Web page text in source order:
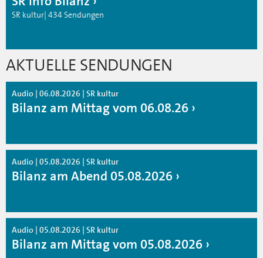
SR kultur| 434 Sendungen
AKTUELLE SENDUNGEN
Audio | 06.08.2026 | SR kultur
Bilanz am Mittag vom 06.08.26
Audio | 05.08.2026 | SR kultur
Bilanz am Abend 05.08.2026
Audio | 05.08.2026 | SR kultur
Bilanz am Mittag vom 05.08.2026